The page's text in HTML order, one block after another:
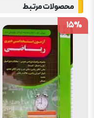
محصولات مرتبط
15%
15%